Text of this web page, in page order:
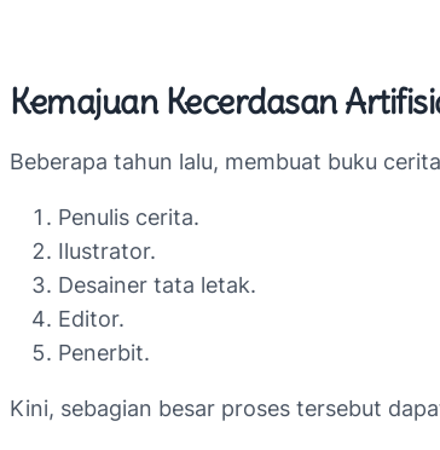
Kemajuan Kecerdasan
Beberapa tahun lalu, membuat buku
Penulis cerita.
Ilustrator.
Desainer tata letak.
Editor.
Penerbit.
Kini, sebagian besar proses tersebut